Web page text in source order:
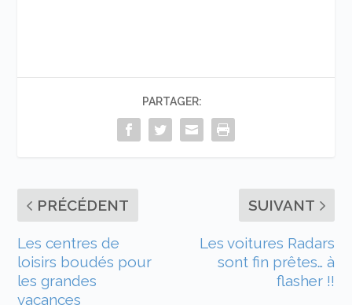
PARTAGER:
PRÉCÉDENT
Les centres de
loisirs boudés pour
les grandes
vacances
SUIVANT
Les voitures Radars
sont fin prêtes… à
flasher !!